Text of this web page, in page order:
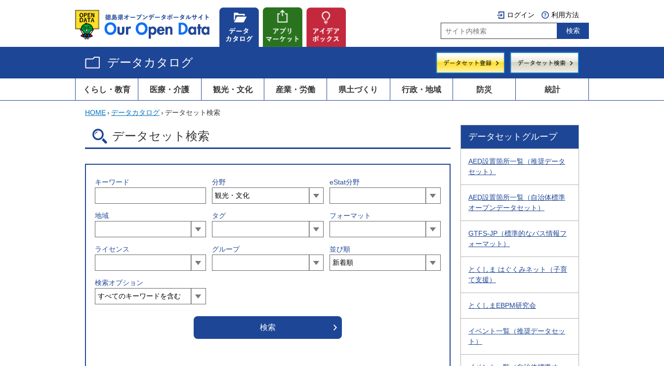
ログイン 利用方法
データカタログ
くらし・教育 医療・介護 観光・文化 産業・労働 県土づくり 行政・地域 防災 統計
HOME› データカタログ› データセット検索
データセット検索
キーワード 分野 eStat分野
地域 タグ フォーマット
ライセンス グループ 並び順
検索オプション
データセットグループ
AED設置箇所一覧（推奨データ
セット）
AED設置箇所一覧（自治体標準
オープンデータセット）
GTFS-JP（標準的なバス情報フ
ォーマット）
とくしま はぐくみネット（子育
て支援）
とくしまEBPM研究会
イベント一覧（推奨データセッ
ト）